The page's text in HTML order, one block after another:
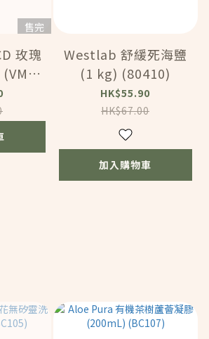
售完
玫瑰
Westlab 舒緩死海鹽
(1 kg) (80410)
HK$55.90
HK$67.00
加入購物車